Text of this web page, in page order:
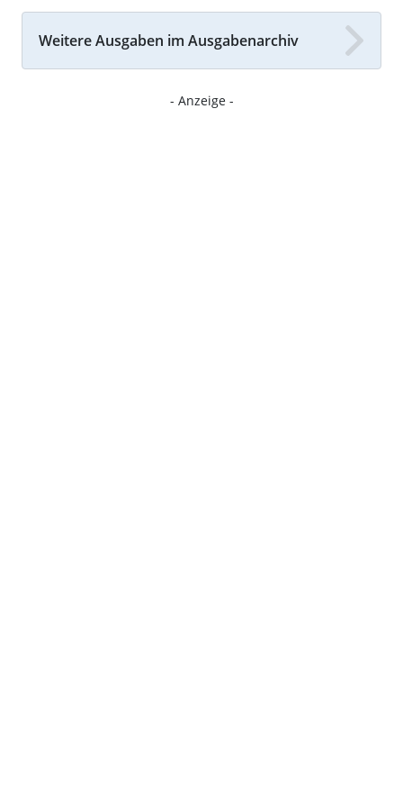
Weitere Ausgaben im Ausgabenarchiv
- Anzeige -